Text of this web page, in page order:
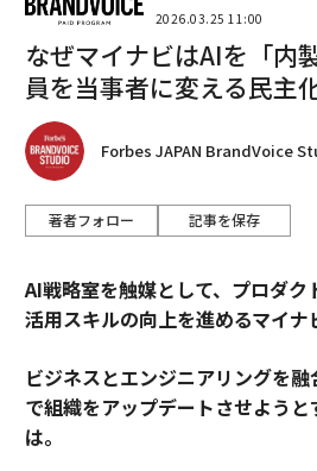
2026.03.25 11:00
なぜマイナビはAIを「内
員を当事者に変える民主
Forbes JAPAN BrandVoice
著者フォロー 記事を保存
AI戦略室を触媒として、プロダク
活用スキルの向上を進めるマイナ
ビジネスとエンジニアリングを
で組織をアップデートさせよう
は。